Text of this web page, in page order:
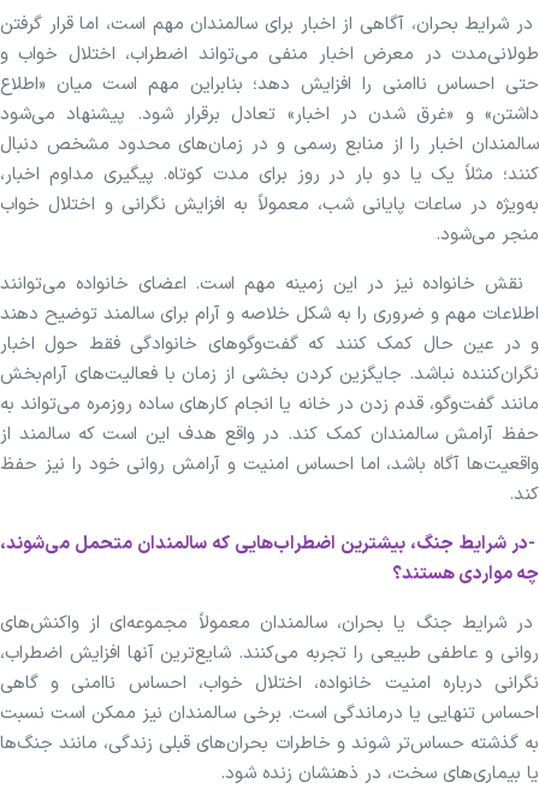
در شرایط بحران، آگاهی از اخبار برای سالمندان مهم است، اما قرار گرفتن
طولانی‌مدت در معرض اخبار منفی می‌تواند اضطراب، اختلال خواب و
حتی احساس ناامنی را افزایش دهد؛ بنابراین مهم است میان «اطلاع
داشتن» و «غرق شدن در اخبار» تعادل برقرار شود. پیشنهاد می‌شود
سالمندان اخبار را از منابع رسمی و در زمان‌های محدود مشخص دنبال
کنند؛ مثلاً یک یا دو بار در روز برای مدت کوتاه. پیگیری مداوم اخبار،
به‌ویژه در ساعات پایانی شب، معمولاً به افزایش نگرانی و اختلال خواب
منجر می‌شود.
نقش خانواده نیز در این زمینه مهم است. اعضای خانواده می‌توانند
اطلاعات مهم و ضروری را به شکل خلاصه و آرام برای سالمند توضیح دهند
و در عین حال کمک کنند که گفت‌و‌گو‌های خانوادگی فقط حول اخبار
نگران‌کننده نباشد. جایگزین کردن بخشی از زمان با فعالیت‌های آرام‌بخش
مانند گفت‌و‌گو، قدم زدن در خانه یا انجام کار‌های ساده روزمره می‌تواند به
حفظ آرامش سالمندان کمک کند. در واقع هدف این است که سالمند از
واقعیت‌ها آگاه باشد، اما احساس امنیت و آرامش روانی خود را نیز حفظ
کند.
-در شرایط جنگ، بیشترین اضطراب‌هایی که سالمندان متحمل می‌شوند،
چه مواردی هستند؟
در شرایط جنگ یا بحران، سالمندان معمولاً مجموعه‌ای از واکنش‌های
روانی و عاطفی طبیعی را تجربه می‌کنند. شایع‌ترین آنها افزایش اضطراب،
نگرانی درباره امنیت خانواده، اختلال خواب، احساس ناامنی و گاهی
احساس تنهایی یا درماندگی است. برخی سالمندان نیز ممکن است نسبت
به گذشته حساس‌تر شوند و خاطرات بحران‌های قبلی زندگی، مانند جنگ‌ها
یا بیماری‌های سخت، در ذهنشان زنده شود.